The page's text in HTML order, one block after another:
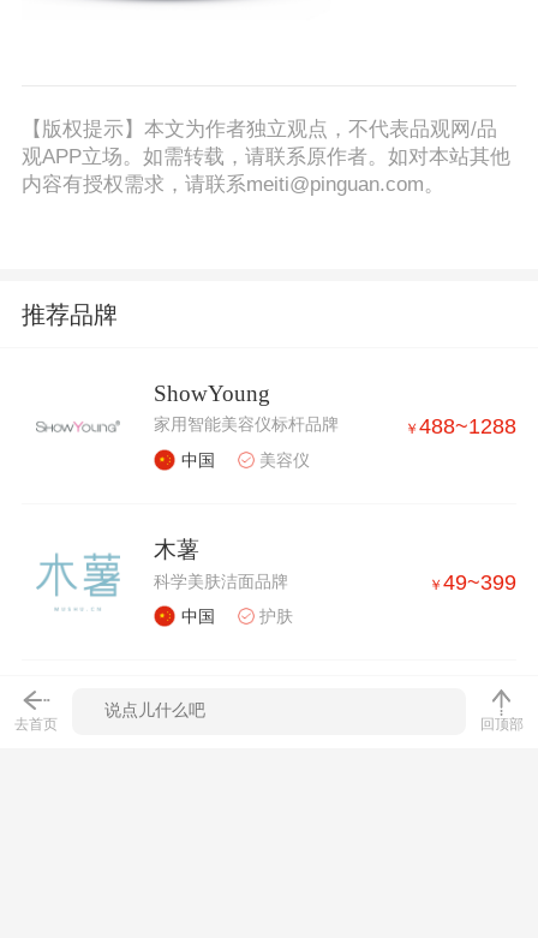
【版权提示】本文为作者独立观点，不代表品观网/品
观APP立场。如需转载，请联系原作者。如对本站其他
内容有授权需求，请联系meiti@pinguan.com。
推荐品牌
ShowYoung
家用智能美容仪标杆品牌
中国
美容仪
￥488~1288
木薯
科学美肤洁面品牌
中国
护肤
￥49~399
脸蛋
7000
去首页 回顶部